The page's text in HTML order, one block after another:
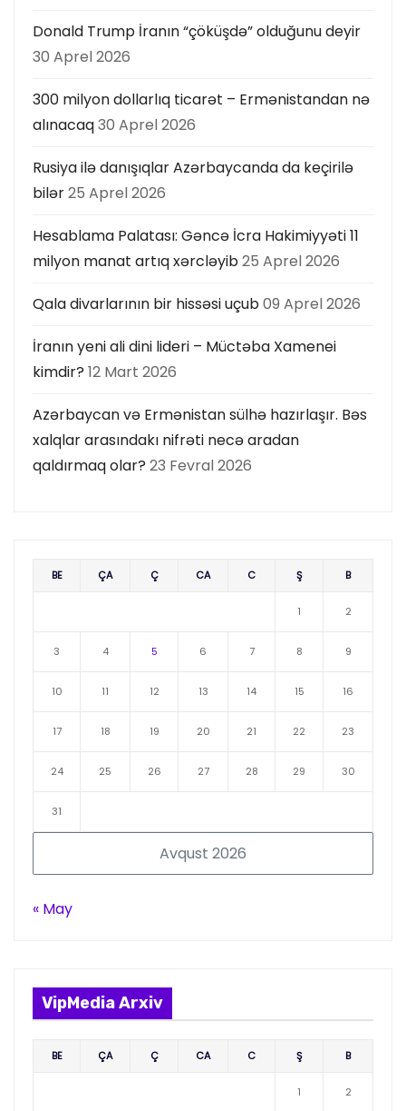
Donald Trump İranın “çöküşdə” olduğunu deyir
30 Aprel 2026
300 milyon dollarlıq ticarət – Ermənistandan nə
alınacaq30 Aprel 2026
Rusiya ilə danışıqlar Azərbaycanda da keçirilə
bilər25 Aprel 2026
Hesablama Palatası: Gəncə İcra Hakimiyyəti 11
milyon manat artıq xərcləyib25 Aprel 2026
Qala divarlarının bir hissəsi uçub09 Aprel 2026
İranın yeni ali dini lideri – Müctəba Xamenei
kimdir? 12 Mart 2026
Azərbaycan və Ermənistan sülhə hazırlaşır. Bəs
xalqlar arasındakı nifrəti necə aradan
qaldırmaq olar? 23 Fevral 2026
Avqust 2026
BE ÇA Ç CA C Ş B
1 2
3 4 5 6 7 8 9
10 11 12 13 14 15 16
17 18 19 20 21 22 23
24 25 26 27 28 29 30
31
« May
VipMedia Arxiv
BE ÇA Ç CA C Ş B
1 2